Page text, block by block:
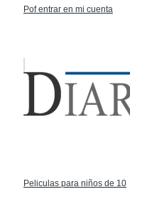
Pof entrar en mi cuenta
Peliculas para niños de 10